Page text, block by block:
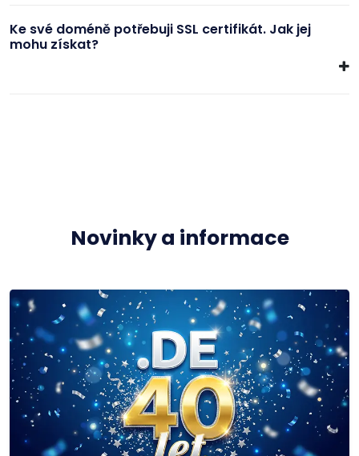
Ke své doméně potřebuji SSL certifikát. Jak jej
mohu získat?
Novinky a informace